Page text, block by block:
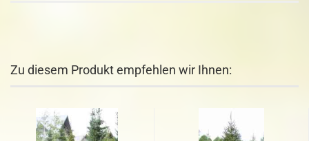
Zu diesem Produkt empfehlen wir Ihnen: